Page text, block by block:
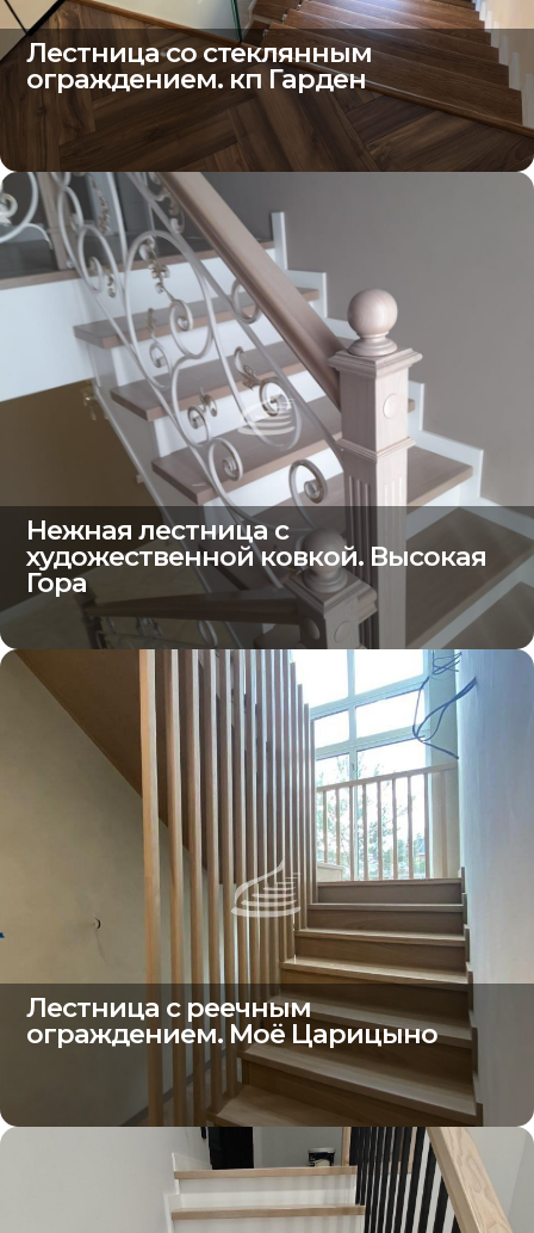
Лестница со стеклянным
ограждением. кп Гарден
Нежная лестница с
художественной ковкой. Высокая
Гора
Лестница с реечным
ограждением. Моё Царицыно